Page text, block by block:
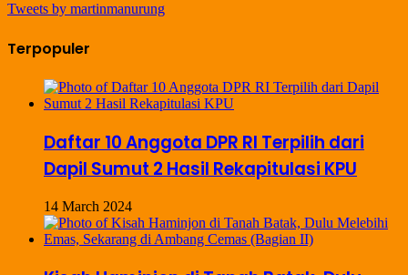
Tweets by martinmanurung
Terpopuler
Daftar 10 Anggota DPR RI Terpilih dari
Dapil Sumut 2 Hasil Rekapitulasi KPU
14 March 2024